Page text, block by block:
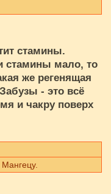
стамины.
стамины мало, то
же регенящая
- это всё
и чакру поверх